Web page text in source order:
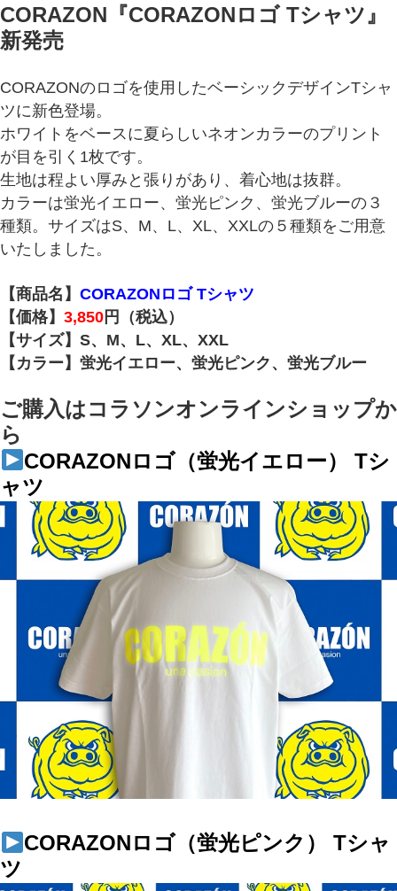
CORAZON『CORAZONロゴ Tシャツ』
新発売
CORAZONのロゴを使用したベーシックデザインTシャ
ツに新色登場。
ホワイトをベースに夏らしいネオンカラーのプリント
が目を引く1枚です。
生地は程よい厚みと張りがあり、着心地は抜群。
カラーは蛍光イエロー、蛍光ピンク、蛍光ブルーの３
種類。サイズはS、M、L、XL、XXLの５種類をご用意
いたしました。
【商品名】 CORAZONロゴ Tシャツ
【価格】 3,850 円（税込）
【サイズ】S、M、L、XL、XXL
【カラー】蛍光イエロー、蛍光ピンク、蛍光ブルー
ご購入はコラソンオンラインショップか
ら
CORAZONロゴ（蛍光イエロー） Tシ
ャツ
CORAZONロゴ（蛍光ピンク） Tシャ
ツ